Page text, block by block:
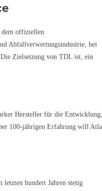
dem offiziellen
Abfallverwertungsindustrie, bei
Zielsetzung von TDL ist, ein
Hersteller für die Entwicklung,
100-jährigen Erfahrung will
hundert Jahren stetig